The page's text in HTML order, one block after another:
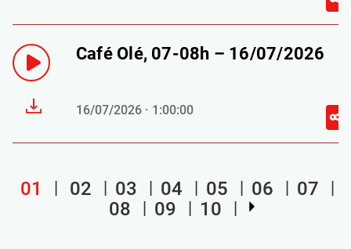
Café Olé, 07-08h – 16/07/2026
16/07/2026 · 1:00:00
01 02 03 04 05 06
07
08
09 10